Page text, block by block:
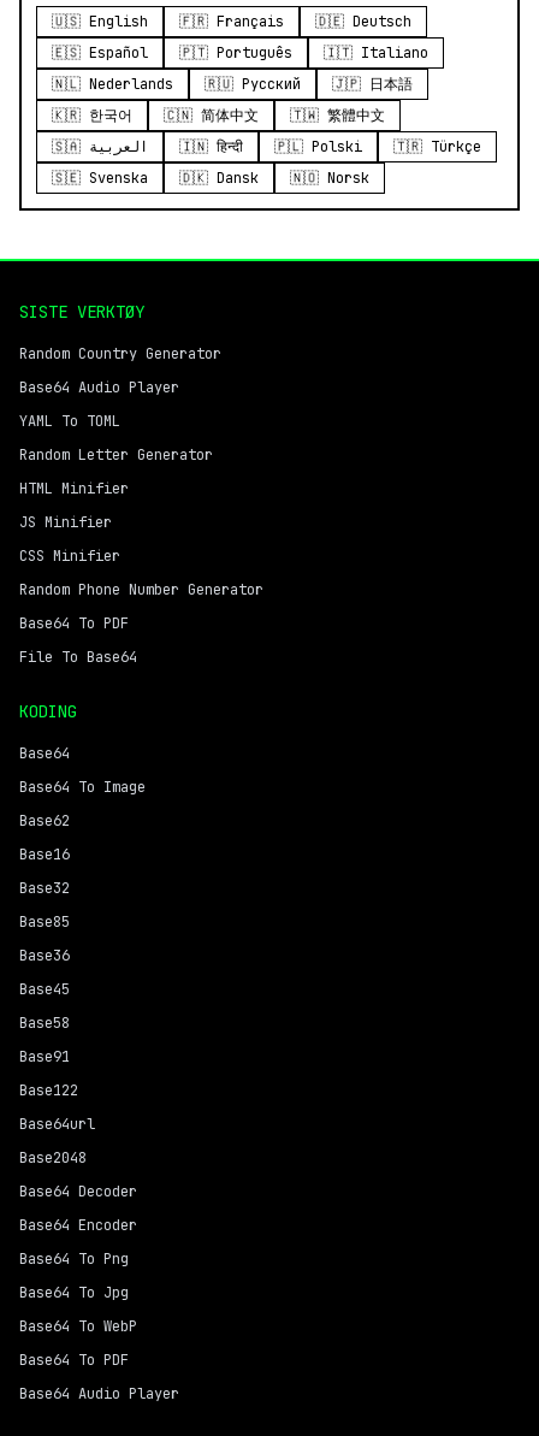
🇺🇸 English 🇫🇷 Français
🇩🇪 Deutsch
🇪🇸 Español
🇵🇹 Português
🇮🇹 Italiano
🇳🇱 Nederlands
🇷🇺 Русский
🇯🇵 日本語
🇰🇷 한국어
🇨🇳 简体中文
🇹🇼 繁體中文
🇸🇦 العربية
🇮🇳 हिन्दी 🇵🇱 Polski
🇹🇷 Türkçe
🇸🇪 Svenska
🇩🇰 Dansk 🇳🇴 Norsk
SISTE VERKTØY
Random Country Generator
Base64 Audio Player
YAML To TOML
Random Letter Generator
HTML Minifier
JS Minifier
CSS Minifier
Random Phone Number Generator
Base64 To PDF
File To Base64
KODING
Base64
Base64 To Image
Base62
Base16
Base32
Base85
Base36
Base45
Base58
Base91
Base122
Base64url
Base2048
Base64 Decoder
Base64 Encoder
Base64 To Png
Base64 To Jpg
Base64 To WebP
Base64 To PDF
Base64 Audio Player